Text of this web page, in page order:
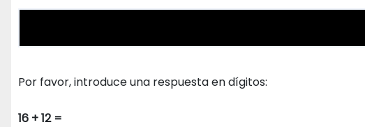
Por favor, introduce una respuesta en dígitos:
16 + 12 =